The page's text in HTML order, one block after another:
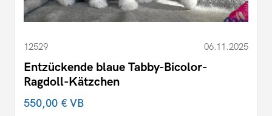
12529 06.11.2025
Entzückende blaue Tabby-Bicolor-
Ragdoll-Kätzchen
550,00 €VB